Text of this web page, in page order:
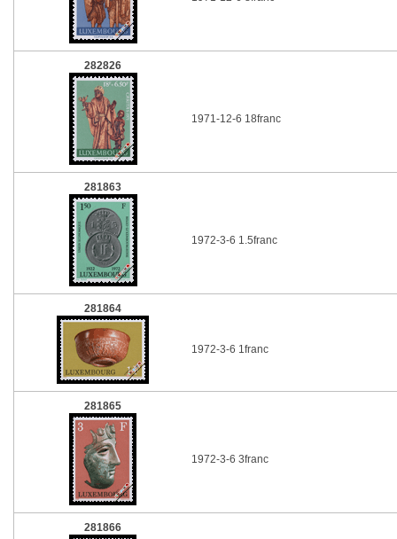
282826
1971-12-6 18franc
281863
1972-3-6 1.5franc
281864
1972-3-6 1franc
281865
1972-3-6 3franc
281866